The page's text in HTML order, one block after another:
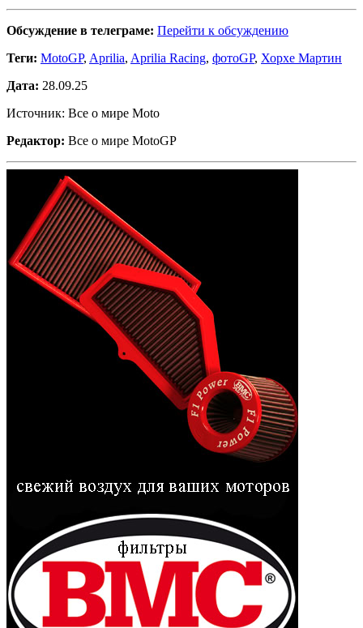
Обсуждение в телеграме: Перейти к обсуждению
Теги: MotoGP, Aprilia, Aprilia Racing, фотоGP, Хорхе Мартин
Дата: 28.09.25
Источник: Все о мире Moto
Редактор: Все о мире MotoGP